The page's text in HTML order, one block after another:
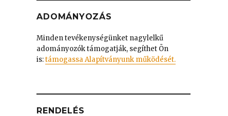
ADOMÁNYOZÁS
Minden tevékenységünket nagylelkű
adományozók támogatják, segíthet Ön
is:támogassa Alapítványunk működését.
RENDELÉS